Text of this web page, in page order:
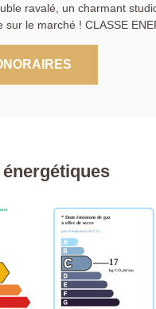
ravalé, un charmant
sur le marché ! CLASSE